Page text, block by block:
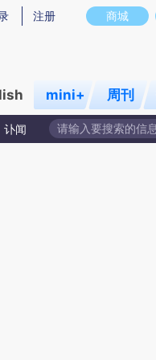
意图存在偏差。不代表财新观
商城
注册
mini+ 周刊
讣闻